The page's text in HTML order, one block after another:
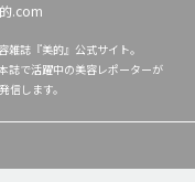
.com
雑誌『美的』公式サイト。
誌で活躍中の美容レポーターが
信します。